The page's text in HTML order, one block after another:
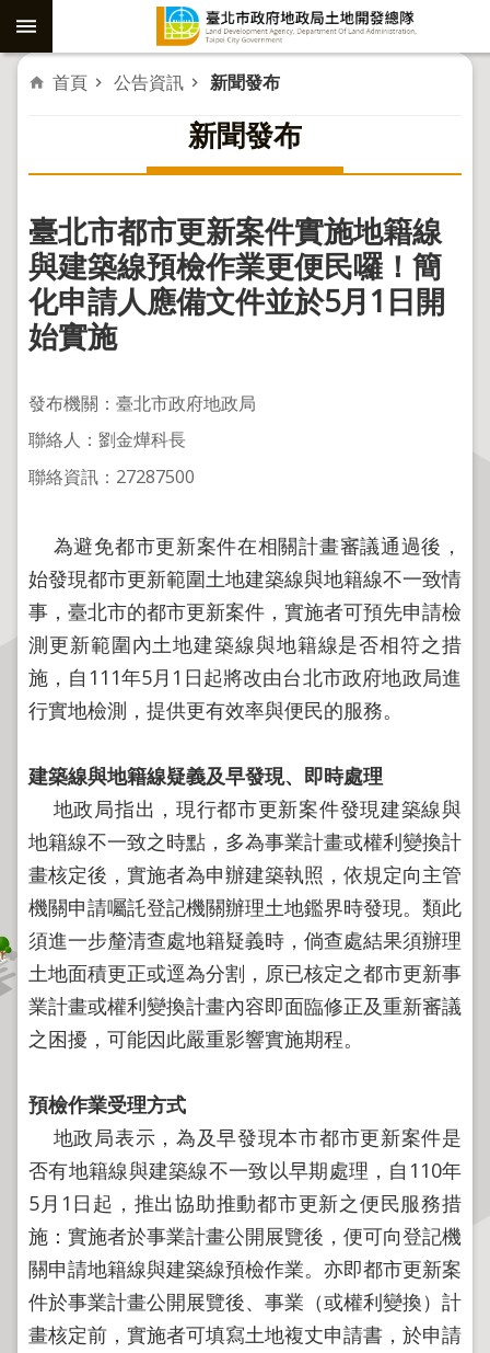
跳到主要內容區塊
進
社
子
島
重
公
共
工
為
分
割
圖
籍
成
應
檔
案
應
用
政
府
資
訊
公
告
資
訊
機
關
介
紹
首頁 公告資訊 新聞發布
新聞發布
臺北市都市更新案件實施地籍線
與建築線預檢作業更便民囉！簡
化申請人應備文件並於5月1日開
始實施
發布機關：臺北市政府地政局
聯絡人：劉金燁科長
聯絡資訊：27287500
為避免都市更新案件在相關計畫審議通過後，
始發現都市更新範圍土地建築線與地籍線不一致情
事，臺北市的都市更新案件，實施者可預先申請檢
測更新範圍內土地建築線與地籍線是否相符之措
施，自111年5月1日起將改由台北市政府地政局進
行實地檢測，提供更有效率與便民的服務。
建築線與地籍線疑義及早發現、即時處理
地政局指出，現行都市更新案件發現建築線與
地籍線不一致之時點，多為事業計畫或權利變換計
畫核定後，實施者為申辦建築執照，依規定向主管
機關申請囑託登記機關辦理土地鑑界時發現。類此
須進一步釐清查處地籍疑義時，倘查處結果須辦理
土地面積更正或逕為分割，原已核定之都市更新事
業計畫或權利變換計畫內容即面臨修正及重新審議
之困擾，可能因此嚴重影響實施期程。
預檢作業受理方式
地政局表示，為及早發現本市都市更新案件是
否有地籍線與建築線不一致以早期處理，自110年
5月1日起，推出協助推動都市更新之便民服務措
施：實施者於事業計畫公開展覽後，便可向登記機
關申請地籍線與建築線預檢作業。亦即都市更新案
件於事業計畫公開展覽後、事業（或權利變換）計
畫核定前，實施者可填寫土地複丈申請書，於申請